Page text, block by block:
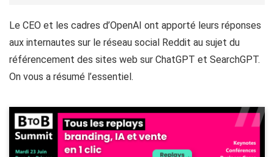
Le CEO et les cadres d’OpenAI ont apporté leurs réponses
aux internautes sur le réseau social Reddit au sujet du
référencement des sites web sur ChatGPT et SearchGPT.
On vous a résumé l’essentiel.